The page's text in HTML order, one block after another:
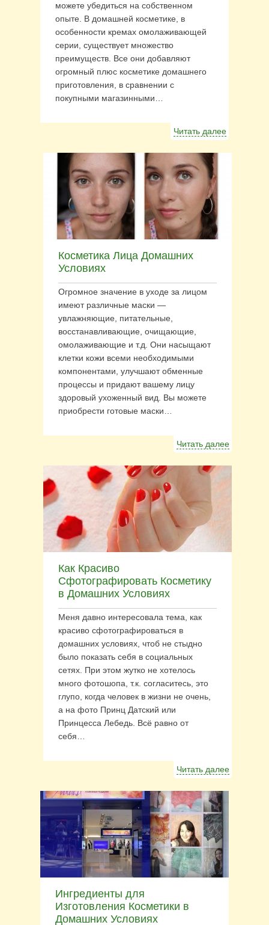
можете убедиться на собственном
опыте. В домашней косметике, в
особенности кремах омолаживающей
серии, существует множество
преимуществ. Все они добавляют
огромный плюс косметике домашнего
приготовления, в сравнении с
покупными магазинными…
Читать далее
Косметика Лица Домашних
Условиях
Огромное значение в уходе за лицом
имеют различные маски —
увлажняющие, питательные,
восстанавливающие, очищающие,
омолаживающие и т.д. Они насыщают
клетки кожи всеми необходимыми
компонентами, улучшают обменные
процессы и придают вашему лицу
здоровый ухоженный вид. Вы можете
приобрести готовые маски…
Читать далее
Как Красиво
Сфотографировать Косметику
в Домашних Условиях
Меня давно интересовала тема, как
красиво сфотографироваться в
домашних условиях, чтоб не стыдно
было показать себя в социальных
сетях. При этом жутко не хотелось
много фотошопа, т.к. согласитесь, это
глупо, когда человек в жизни не очень,
а на фото Принц Датский или
Принцесса Лебедь. Всё равно от
себя…
Читать далее
Ингредиенты для
Изготовления Косметики в
Домашних Условиях